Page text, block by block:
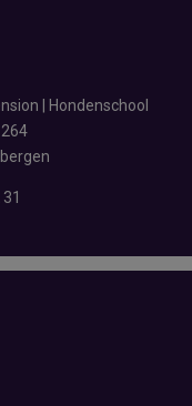
| Hondenschool